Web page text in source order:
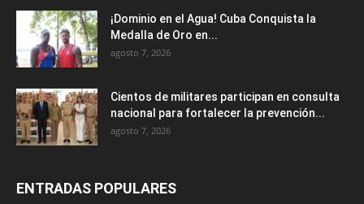
¡Dominio en el Agua! Cuba Conquista la
Medalla de Oro en...
agosto 7, 2026
Cientos de militares participan en consulta
nacional para fortalecer la prevención...
agosto 7, 2026
ENTRADAS POPULARES